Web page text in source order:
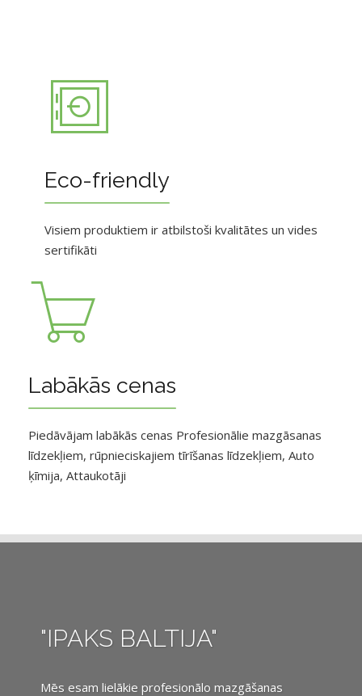
Eco-friendly
Visiem produktiem ir atbilstoši kvalitātes un vides
sertifikāti
Labākās cenas
Piedāvājam labākās cenas Profesionālie mazgāsanas
līdzekļiem, rūpnieciskajiem tīrīšanas līdzekļiem, Auto
ķīmija, Attaukotāji
"IPAKS BALTIJA"
Mēs esam lielākie profesionālo mazgāšanas